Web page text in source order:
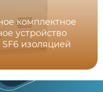
комплектное
устройство
SF6 изоляцией